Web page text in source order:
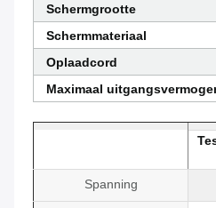
Schermgrootte
Schermmateriaal
Oplaadcord
Maximaal
Spanning